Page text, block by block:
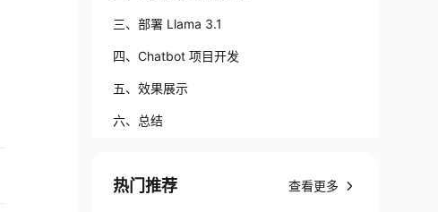
三、部署 Llama 3.1
四、Chatbot 项目开发
五、效果展示
六、总结
热门推荐 查看更多